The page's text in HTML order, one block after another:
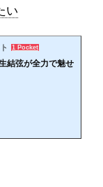
い
1 Pocket
結弦が全力で魅せ